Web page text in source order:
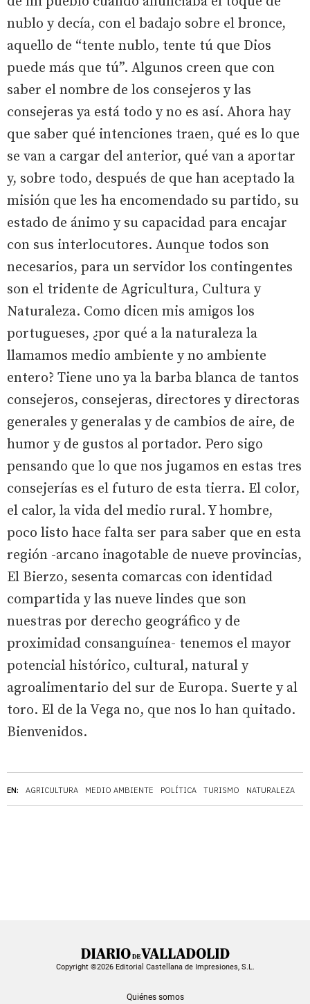
EN: AGRICULTURA MEDIO AMBIENTE POLÍTICA TURISMO NATURALEZA
nublo y decía, con el badajo sobre el bronce,
aquello de “tente nublo, tente tú que Dios
puede más que tú”. Algunos creen que con
saber el nombre de los consejeros y las
consejeras ya está todo y no es así. Ahora hay
que saber qué intenciones traen, qué es lo que
se van a cargar del anterior, qué van a aportar
y, sobre todo, después de que han aceptado la
misión que les ha encomendado su partido, su
estado de ánimo y su capacidad para encajar
con sus interlocutores. Aunque todos son
necesarios, para un servidor los contingentes
son el tridente de Agricultura, Cultura y
Naturaleza. Como dicen mis amigos los
portugueses, ¿por qué a la naturaleza la
llamamos medio ambiente y no ambiente
entero? Tiene uno ya la barba blanca de tantos
consejeros, consejeras, directores y directoras
generales y generalas y de cambios de aire, de
humor y de gustos al portador. Pero sigo
pensando que lo que nos jugamos en estas tres
consejerías es el futuro de esta tierra. El color,
el calor, la vida del medio rural. Y hombre,
poco listo hace falta ser para saber que en esta
región -arcano inagotable de nueve provincias,
El Bierzo, sesenta comarcas con identidad
compartida y las nueve lindes que son
nuestras por derecho geográfico y de
proximidad consanguínea- tenemos el mayor
potencial histórico, cultural, natural y
agroalimentario del sur de Europa. Suerte y al
toro. El de la Vega no, que nos lo han quitado.
Bienvenidos.
Copyright ©2026 Editorial Castellana de Impresiones, S.L.
Quiénes somos